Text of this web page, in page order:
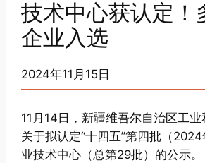
技术中心获认定！
企业入选
2024年11月15日
11月14日，新疆维吾尔自治区工
关于拟认定“十四五”第四批（
业技术中心（总第29批）的公示。